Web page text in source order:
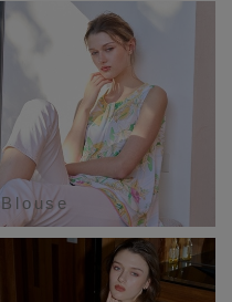
Blouse